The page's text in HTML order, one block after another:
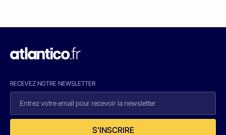
RECEVEZ NOTRE NEWSLETTER
S'INSCRIRE